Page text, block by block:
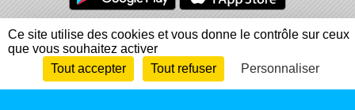
Charte cookies
Gestion des cookies
Informations légales
Signaler un contenu inapproprié
Envie de participer ?
Connexion
Ce site utilise des cookies et vous donne le contrôle sur ceux
que vous souhaitez activer
Tout accepter
Tout refuser Personnaliser